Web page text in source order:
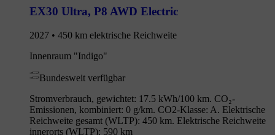
EX30 Ultra, P8 AWD Electric
2027 • 450 km elektrische Reichweite
Innenraum "Indigo"
Bundesweit verfügbar
Stromverbrauch, gewichtet: 17.5 kWh/100 km. CO₂-
Emissionen, kombiniert: 0 g/km. CO2-Klasse: A. Elektrische
Reichweite gesamt (WLTP): 450 km. Elektrische Reichweite
innerorts (WLTP): 590 km